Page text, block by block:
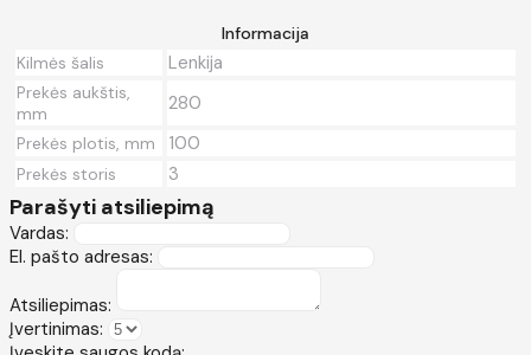
Informacija
Kilmės šalis
Lenkija
Prekės aukštis,
mm
280
Prekės plotis, mm 100
Prekės storis 3
Parašyti atsiliepimą
Vardas:
El. pašto adresas:
Atsiliepimas:
Įvertinimas: